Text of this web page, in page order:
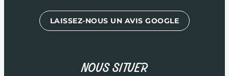
LAISSEZ-NOUS UN AVIS GOOGLE
NOUS SITUER